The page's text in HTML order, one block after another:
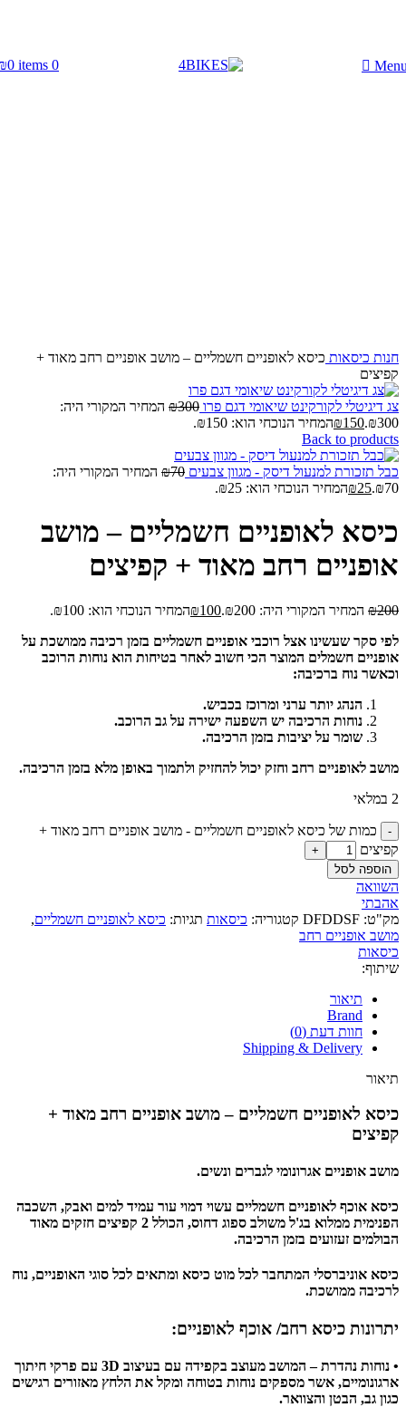
0
items
0
חנות כיסאות כיסא לאופניים חשמליים – מושב אופניים רחב מאוד +
קפיצים
צג דיגיטלי לקורקינט שיאומי דגם פרו ₪300
המחיר המקורי היה:
₪300.
₪150
המחיר הנוכחי הוא: ₪150.
Back to products
כבל תזכורת למנעול דיסק - מגוון צבעים ₪70
המחיר המקורי היה:
₪70.
₪25 המחיר הנוכחי הוא: ₪25.
כיסא לאופניים חשמליים – מושב
אופניים רחב מאוד + קפיצים
₪200 המחיר המקורי היה: ₪200. ₪100
המחיר הנוכחי הוא: ₪100.
לפי סקר שעשינו אצל רוכבי אופניים חשמליים בזמן רכיבה ממושכת על
אופניים חשמלים המוצר הכי חשוב לאחר בטיחות הוא נוחות הרוכב
וכאשר נוח ברכיבה:
הנהג יותר ערני ומרוכז בכביש.
נוחות הרכיבה יש השפעה ישירה על גב הרוכב.
שומר על יציבות בזמן הרכיבה.
מושב לאופניים רחב וחזק יכול להחזיק ולתמוך באופן מלא בזמן הרכיבה.
2 במלאי
כמות של כיסא לאופניים חשמליים - מושב אופניים רחב מאוד +
קפיצים
הוספה לסל
השוואה
אהבתי
מק"ט: DFDDSF קטגוריה: כיסאות תגיות: כיסא לאופניים חשמליים,
מושב אופניים רחב
כיסאות
שיתוף:
תיאור
Brand
חוות דעת (0)
Shipping & Delivery
תיאור
כיסא לאופניים חשמליים – מושב אופניים רחב מאוד +
קפיצים
מושב אופניים אגרונומי לגברים ונשים.
כיסא אוכף לאופניים חשמליים עשוי דמוי עור עמיד למים ואבק, השכבה
הפנימית ממלוא בג'ל משולב ספוג דחוס, הכולל 2 קפיצים חזקים מאוד
הבולמים זעזועים בזמן הרכיבה.
כיסא אוניברסלי המתחבר לכל מוט כיסא ומתאים לכל סוגי האופניים, נוח
לרכיבה ממושכת.
יתרונות כיסא רחב/ אוכף לאופניים:
• נוחות נהדרת – המושב מעוצב בקפידה עם בעיצוב 3D עם פרקי חיתוך
ארגונומיים, אשר מספקים נוחות בטוחה ומקל את הלחץ מאזורים רגישים
כגון גב, הבטן והצוואר.